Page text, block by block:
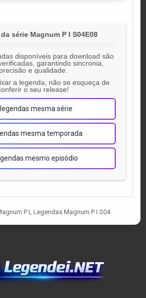
série Magnum P I S04E08
disponíveis para download são
garantindo sincronia,
precisão e qualidade.
a legenda, não se esqueça de
o seu release!
mesma série
mesma temporada
mesmo episódio
P I Legendas Magnum P I S04